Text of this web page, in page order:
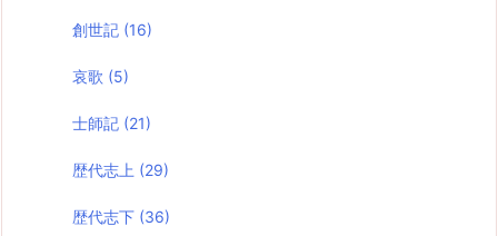
創世記 (16)
哀歌 (5)
士師記 (21)
歴代志上 (29)
歴代志下 (36)